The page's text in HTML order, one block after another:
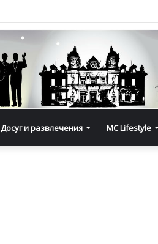
Досуг и развлечения MC Lifestyle